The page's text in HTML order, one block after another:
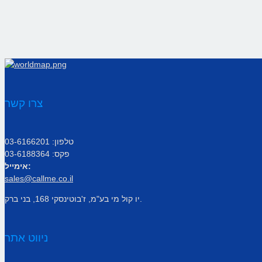
צרו קשר
טלפון: 03-6166201
פקס: 03-6188364
אימייל:
sales@callme.co.il
ניווט אתר